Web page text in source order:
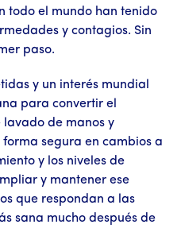
todo el mundo han tenido
y contagios. Sin
paso.
y un interés mundial
para convertir el
de manos y
segura en cambios a
y los niveles de
y mantener ese
que respondan a las
sana mucho después de